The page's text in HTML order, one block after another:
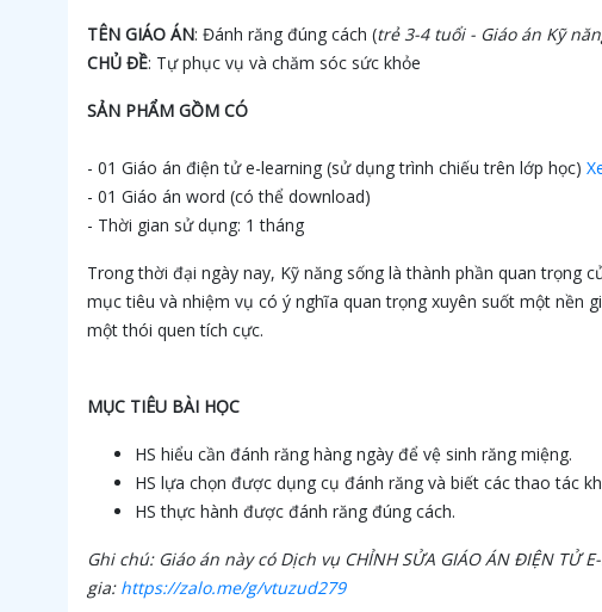
TÊN GIÁO ÁN: Đánh răng đúng cách (trẻ 3-4 tuổi - Giáo án Kỹ
CHỦ ĐỀ: Tự phục vụ và chăm sóc sức khỏe
SẢN PHẨM GỒM CÓ
- 01 Giáo án điện tử e-learning (sử dụng trình chiếu trên lớp học)
- 01 Giáo án word (có thể download)
- Thời gian sử dụng: 1 tháng
Trong thời đại ngày nay, Kỹ năng sống là thành phần quan trọng
mục tiêu và nhiệm vụ có ý nghĩa quan trọng xuyên suốt một nền
một thói quen tích cực.
MỤC TIÊU BÀI HỌC
HS hiểu cần đánh răng hàng ngày để vệ sinh răng miệng.
HS lựa chọn được dụng cụ đánh răng và biết các thao tác
HS thực hành được đánh răng đúng cách.
Ghi chú: Giáo án này có Dịch vụ CHỈNH SỬA GIÁO ÁN ĐIỆN TỬ
gia: https://zalo.me/g/vtuzud279